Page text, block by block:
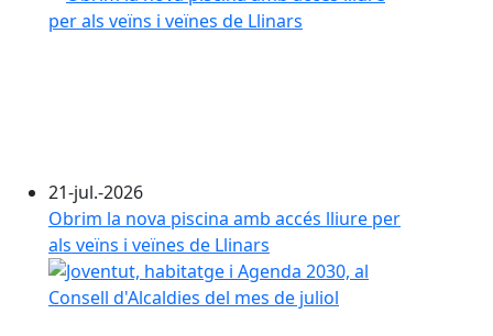
21-jul.-2026
Obrim la nova piscina amb accés lliure per
als veïns i veïnes de Llinars